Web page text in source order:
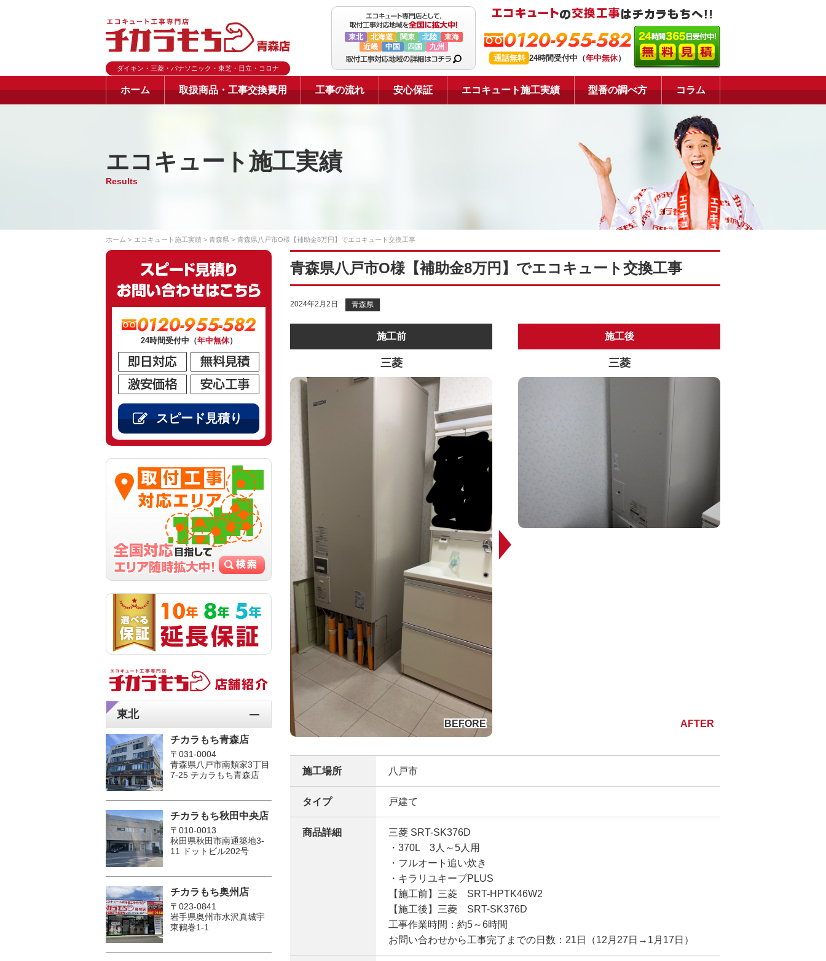
ダイキン・三菱・パナソニック・東芝・日立・コロナ
東北 北海道 関東 北陸
東海
近畿
中国 四国 九州 0120-955-582
通話無料 24時間受付中（年中無休）
ホーム 取扱商品・工事交換費用 工事の流れ 安心保証 エコキュート施工実績 型番の調べ方 コラム
エコキュート施工実績
Results
ホーム エコキュート施工実績 青森県 青森県八戸市O様【補助金8万円】でエコキュート交換工事
青森県八戸市O様【補助金8万円】でエコキュート交換工事
2024年2月2日 青森県
施工前
三菱
施工後
三菱
施工場所 八戸市
タイプ 戸建て
商品詳細
三菱 SRT-SK376D
・370L 3人～5人用
・フルオート追い炊き
・キラリユキープPLUS
【施工前】三菱 SRT-HPTK46W2
【施工後】三菱 SRT-SK376D
工事作業時間：約5～6時間
お問い合わせから工事完了までの日数：21日（12月27日→1月17日）
0120-955-582
24時間受付中（年中無休）
スピード見積り
東北
チカラもち青森店
〒031-0004
青森県八戸市南類家3丁目
7-25 チカラもち青森店
チカラもち秋田中央店
〒010-0013
秋田県秋田市南通築地3-
11 ドットビル202号
チカラもち奥州店
〒023-0841
岩手県奥州市水沢真城宇
東鶴巻1‐1